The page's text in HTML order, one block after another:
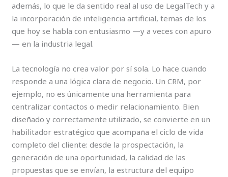
además, lo que le da sentido real al uso de LegalTech y a
la incorporación de inteligencia artificial, temas de los
que hoy se habla con entusiasmo —y a veces con apuro
— en la industria legal.
La tecnología no crea valor por sí sola. Lo hace cuando
responde a una lógica clara de negocio. Un CRM, por
ejemplo, no es únicamente una herramienta para
centralizar contactos o medir relacionamiento. Bien
diseñado y correctamente utilizado, se convierte en un
habilitador estratégico que acompaña el ciclo de vida
completo del cliente: desde la prospectación, la
generación de una oportunidad, la calidad de las
propuestas que se envían, la estructura del equipo